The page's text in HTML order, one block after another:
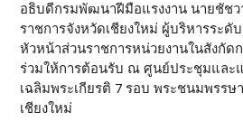
อธิบดีกรมพัฒนาฝีมือแรงงาน นายชัช
ราชการจังหวัดเชียงใหม่ ผู้บริหารระดั
หัวหน้าส่วนราชการหน่วยงานในสังกัด
ร่วมให้การต้อนรับ ณ ศูนย์ประชุมและ
เฉลิมพระเกียรติ 7 รอบ พระชนมพรรษ
เชียงใหม่